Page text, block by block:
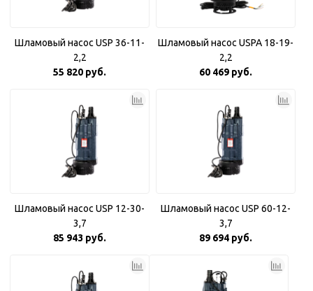
Шламовый насос USP 36-11-
2,2
55 820 руб.
Шламовый насос USPA 18-19-
2,2
60 469 руб.
Шламовый насос USP 12-30-
3,7
85 943 руб.
Шламовый насос USP 60-12-
3,7
89 694 руб.